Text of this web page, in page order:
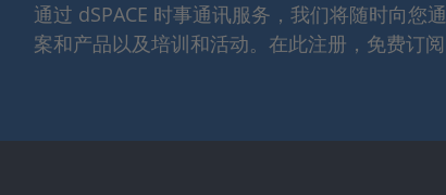
通过 dSPACE 时事通讯服务，我们将随时向您
案和产品以及培训和活动。在此注册，免费订阅